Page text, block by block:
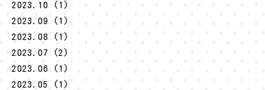
2023.10 (1)
2023.09 (1)
2023.08 (1)
2023.07 (2)
2023.06 (1)
2023.05 (1)